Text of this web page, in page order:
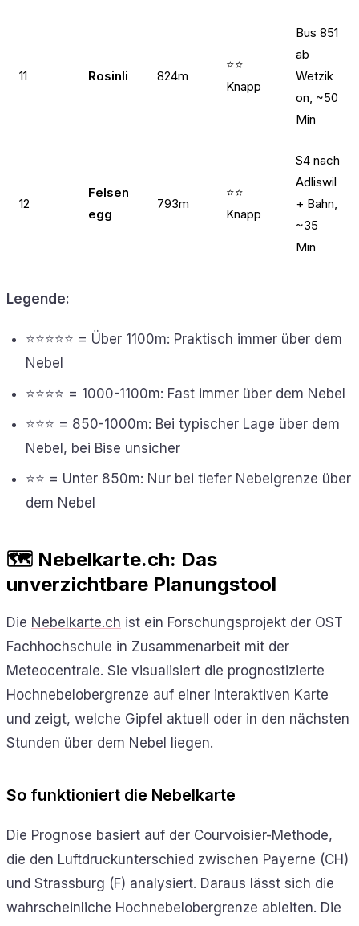
11 Rosinli 824m
⭐⭐
Knapp
Bus 851
ab
Wetzik
on, ~50
Min
12
Felsen
egg
793m
⭐⭐
Knapp
S4 nach
Adliswil
+ Bahn,
~35
Min
Legende:
⭐⭐⭐⭐⭐ = Über 1100m: Praktisch immer über dem
Nebel
⭐⭐⭐⭐ = 1000-1100m: Fast immer über dem Nebel
⭐⭐⭐ = 850-1000m: Bei typischer Lage über dem
Nebel, bei Bise unsicher
⭐⭐ = Unter 850m: Nur bei tiefer Nebelgrenze über
dem Nebel
🗺️ Nebelkarte.ch: Das
unverzichtbare Planungstool
Die Nebelkarte.ch ist ein Forschungsprojekt der OST
Fachhochschule in Zusammenarbeit mit der
Meteocentrale. Sie visualisiert die prognostizierte
Hochnebelobergrenze auf einer interaktiven Karte
und zeigt, welche Gipfel aktuell oder in den nächsten
Stunden über dem Nebel liegen.
So funktioniert die Nebelkarte
Die Prognose basiert auf der Courvoisier-Methode,
die den Luftdruckunterschied zwischen Payerne (CH)
und Strassburg (F) analysiert. Daraus lässt sich die
wahrscheinliche Hochnebelobergrenze ableiten. Die